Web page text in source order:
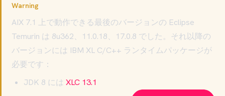
Warning
AIX 7.1 上で動作できる最後のバージョンの Eclipse
Temurin は 8u362、11.0.18、17.0.8 でした。それ以降の
バージョンには IBM XL C/C++ ランタイムパッケージが
必要です：
JDK 8 には XLC 13.1